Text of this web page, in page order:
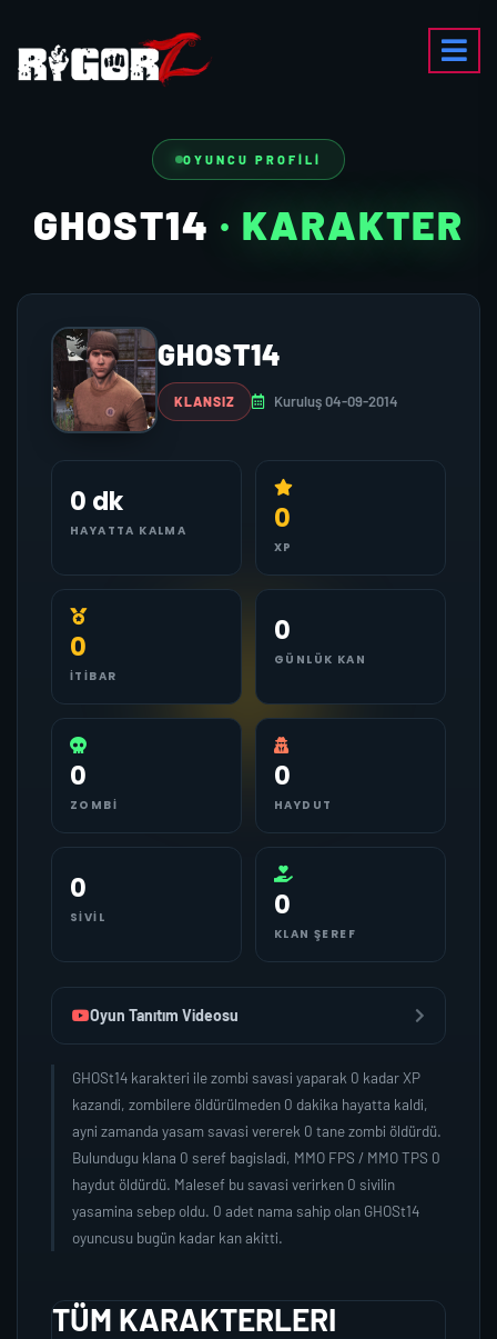
OYUNCU PROFILI
GHOST14 · KARAKTER
GHOST14
KLANSIZ Kuruluş 04-09-2014
0 dk
HAYATTA KALMA 0
XP
0
İTIBAR
0
GÜNLÜK KAN
0
ZOMBI
0
HAYDUT
0
SIVIL 0
KLAN ŞEREF
Oyun Tanıtım Videosu
GHOSt14 karakteri ile zombi savasi yaparak 0 kadar XP
kazandi, zombilere öldürülmeden 0 dakika hayatta kaldi,
ayni zamanda yasam savasi vererek 0 tane zombi öldürdü.
Bulundugu klana 0 seref bagisladi, MMO FPS / MMO TPS 0
haydut öldürdü. Malesef bu savasi verirken 0 sivilin
yasamina sebep oldu. 0 adet nama sahip olan GHOSt14
oyuncusu bugün kadar kan akitti.
TÜM KARAKTERLERI